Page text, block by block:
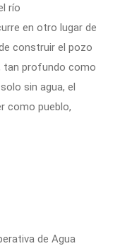
río
en otro lugar de
construir el pozo
tan profundo como
sin agua, el
como pueblo,
de Agua